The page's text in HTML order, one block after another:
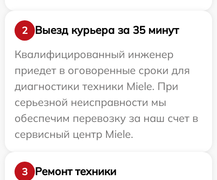
2
Выезд курьера за 35 минут
Квалифицированный инженер
приедет в оговоренные сроки для
диагностики техники Miele. При
серьезной неисправности мы
обеспечим перевозку за наш счет в
сервисный центр Miele.
3
Ремонт техники